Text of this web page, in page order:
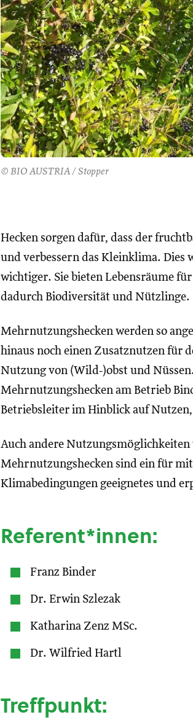
© BIO AUSTRIA / Stopper
Hecken sorgen dafür, dass der
und verbessern das Kleinklima. Dies
wichtiger. Sie bieten Lebensräume
dadurch Biodiversität und Nützlinge.
Mehrnutzungshecken werden so
hinaus noch einen Zusatznutzen für
Nutzung von (Wild‑)obst und
Mehrnutzungshecken am Betrieb
Betriebsleiter im Hinblick auf
Auch andere
Mehrnutzungshecken sind ein für
Klimabedingungen geeignetes und
Referent*innen:
Franz Binder
Dr. Erwin Szlezak
Katharina Zenz MSc.
Dr. Wilfried Hartl
Treffpunkt: